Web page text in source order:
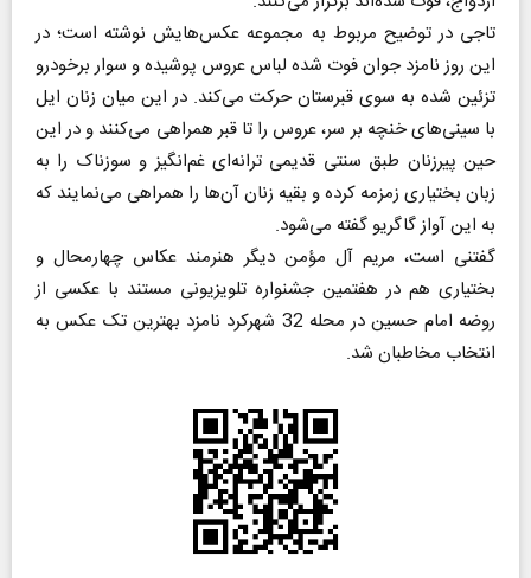
تاجی در توضیح مربوط به مجموعه عکس‌هایش نوشته است؛ در
این روز نامزد جوان فوت شده لباس عروس پوشیده و سوار برخودرو
تزئین شده به سوی قبرستان حرکت می‌کند. در این میان زنان ایل
با سینی‌های خنچه بر سر، عروس را تا قبر همراهی می‌کنند و در این
حین پیرزنان طبق سنتی قدیمی ترانه‌ای غم‌انگیز و سوزناک را به
زبان بختیاری زمزمه کرده و بقیه زنان آن‌ها را همراهی می‌نمایند که
به این آواز گاگریو گفته می‌شود.
گفتنی است، مریم آل مؤمن دیگر هنرمند عکاس چهارمحال و
بختیاری هم در هفتمین جشنواره تلویزیونی مستند با عکسی از
روضه امام حسین در محله 32 شهرکرد نامزد بهترین تک عکس به
انتخاب مخاطبان شد.